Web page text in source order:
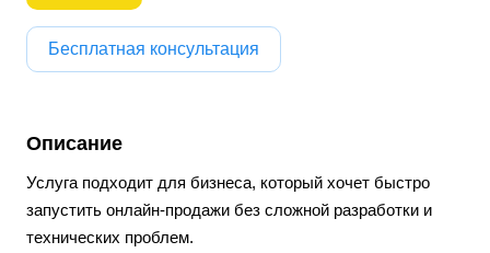
Бесплатная консультация
Описание
Услуга подходит для бизнеса, который хочет быстро
запустить онлайн-продажи без сложной разработки и
технических проблем.